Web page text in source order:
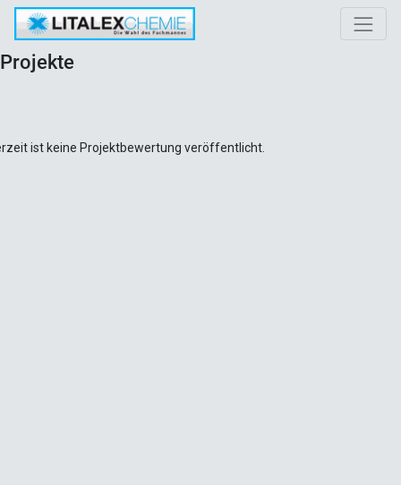
Projekte
ist keine Projektbewertung veröffentlicht.